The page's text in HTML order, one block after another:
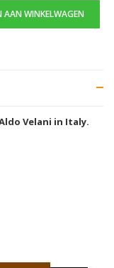
AAN WINKELWAGEN
Velani in Italy.